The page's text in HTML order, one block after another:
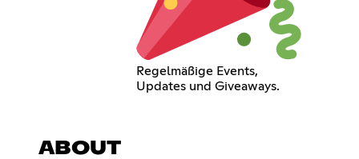
Regelmäßige Events,
Updates und Giveaways.
ABOUT